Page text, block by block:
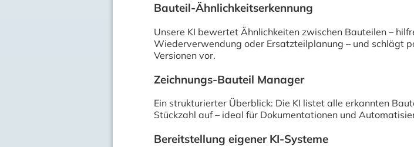
Bauteil-Ähnlichkeitserkennung
Unsere KI bewertet Ähnlichkeiten zwischen Bauteilen –
Wiederverwendung oder Ersatzteilplanung – und schlägt
Versionen vor.
Zeichnungs-Bauteil Manager
Ein strukturierter Überblick: Die KI listet alle erkannten
Stückzahl auf – ideal für Dokumentationen und
Bereitstellung eigener KI-Systeme